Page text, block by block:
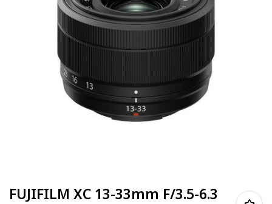
FUJIFILM XC 13-33mm F/3.5-6.3